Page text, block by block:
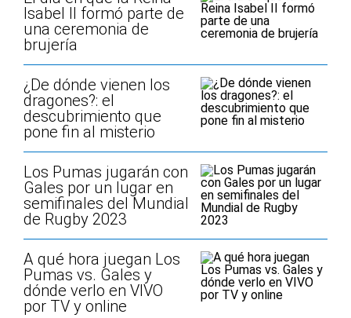
Isabel II formó parte de
una ceremonia de
brujería
¿De dónde vienen los
dragones?: el
descubrimiento que
pone fin al misterio
Los Pumas jugarán con
Gales por un lugar en
semifinales del Mundial
de Rugby 2023
A qué hora juegan Los
Pumas vs. Gales y
dónde verlo en VIVO
por TV y online